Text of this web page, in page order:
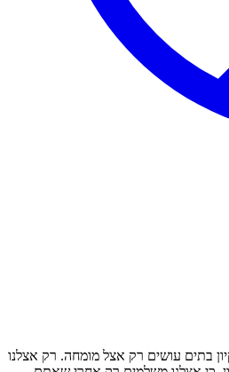
בתים עושים רק אצל מומחה. רק אצלנו